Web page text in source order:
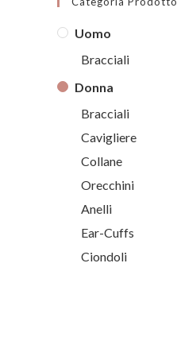
Uomo
Bracciali
Donna
Bracciali
Cavigliere
Collane
Orecchini
Anelli
Ear-Cuffs
Ciondoli